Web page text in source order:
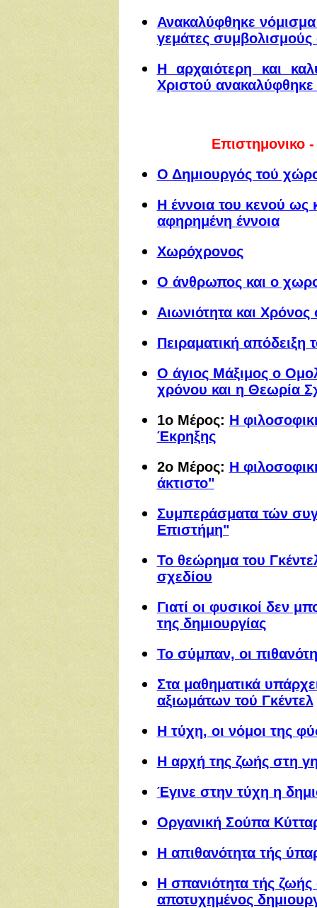
Ανακαλύφθηκε νόμισμα
γεμάτες
Η αρχαιότερη και
Χριστού
Επιστημονικο
Ο Δημιουργός τού
Η έννοια του κενού ως
αφηρημένη έννοια
Χωρόχρονος
Ο άνθρωπος και ο
Αιωνιότητα και
Πειραματική απόδειξη
Ο άγιος Μάξιμος ο
χρόνου και η Θεωρία
1ο Μέρος: Η
Έκρηξης
2ο Μέρος: Η
άκτιστο"
Συμπεράσματα τών
Επιστήμη"
Το θεώρημα του
σχεδίου
Γιατί οι φυσικοί δεν
της δημιουργίας
Το σύμπαν, οι
Στα μαθηματικά
αξιωμάτων τού Γκέντελ
Η τύχη, οι νόμοι της
Η αρχή της ζωής στη
Έγινε στην τύχη η
Οργανική Σούπα
Η απιθανότητα τής
Η σπανιότητα τής
αποτυχημένος